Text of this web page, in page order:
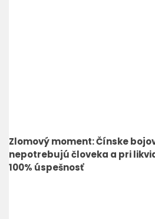
Zlomový moment: Čínske
nepotrebujú človeka a pri
100% úspešnosť